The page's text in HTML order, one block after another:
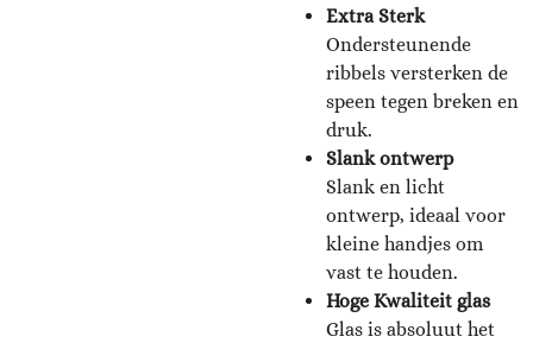
Extra Sterk
Ondersteunende
ribbels versterken de
speen tegen breken en
druk.
Slank ontwerp
Slank en licht
ontwerp, ideaal voor
kleine handjes om
vast te houden.
Hoge Kwaliteit glas
Glas is absoluut het